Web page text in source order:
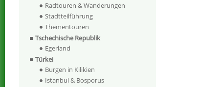
Radtouren & Wanderungen
Stadtteilführung
Thementouren
Tschechische Republik
Egerland
Türkei
Burgen in Kilikien
Istanbul & Bosporus